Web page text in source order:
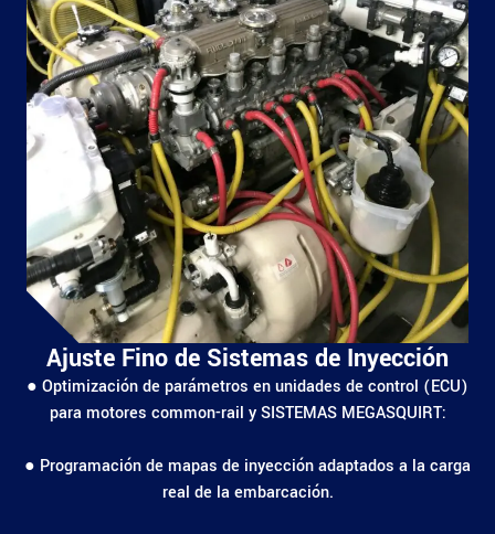
Ajuste Fino de Sistemas de Inyección
● Optimización de parámetros en unidades de control (ECU)
para motores common-rail y SISTEMAS MEGASQUIRT:
● Programación de mapas de inyección adaptados a la carga
real de la embarcación.